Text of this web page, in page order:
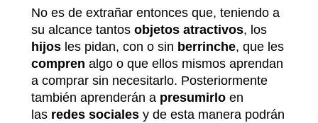
No es de extrañar entonces que, teniendo a
su alcance tantos objetos atractivos, los
hijos les pidan, con o sin berrinche, que les
compren algo o que ellos mismos aprendan
a comprar sin necesitarlo. Posteriormente
también aprenderán a presumirlo en
las redes sociales y de esta manera podrán